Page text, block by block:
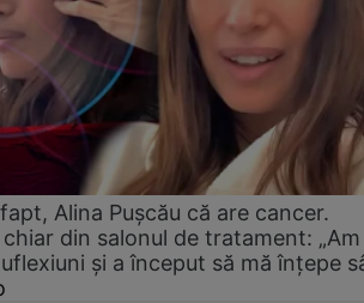
Alina Pușcău că are cancer.
din salonul de tratament:
și a început să mă înțepe